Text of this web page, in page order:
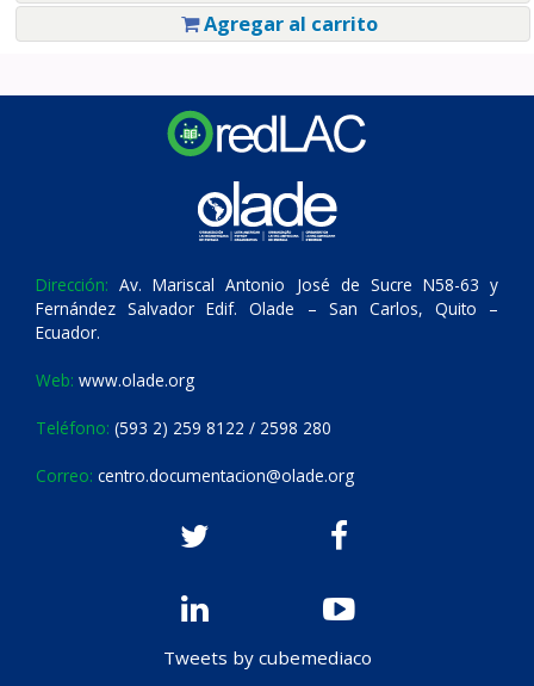
Agregar al carrito
Dirección: Av. Mariscal Antonio José de Sucre N58-63 y
Fernández Salvador Edif. Olade – San Carlos, Quito –
Ecuador.
Web: www.olade.org
Teléfono: (593 2) 259 8122 / 2598 280
Correo: centro.documentacion@olade.org
Tweets by cubemediaco